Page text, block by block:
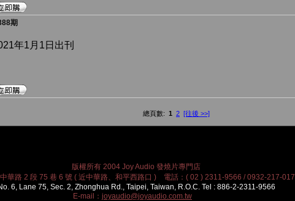
期
年1月1日出刊
總頁數: 1 2 [往後 >>]
版權所有 2004 Joy Audio 發燒片專門店
華路 2 段 75 巷 6 號 ( 近中華路、和平西路口 ) 電話：( 02 ) 2311-9566 / 0932-217-017
6, Lane 75, Sec. 2, Zhonghua Rd., Taipei, Taiwan, R.O.C. Tel : 886-2-2311-9566
E-mail： joyaudio@joyaudio.com.tw